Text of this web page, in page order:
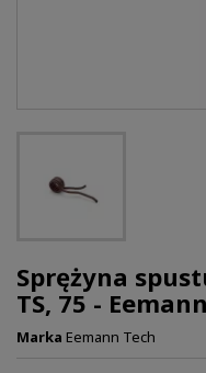
Sprężyna
TS, 75 -
Marka Eemann Tech